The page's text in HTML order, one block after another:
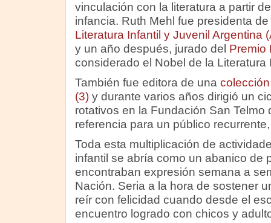
vinculación con la literatura a partir
infancia. Ruth Mehl fue presidenta
Literatura Infantil y Juvenil Argentina
y un año después, jurado del Premio
considerado el Nobel de la Literatura
También fue editora de una
(3) y durante varios años dirigió un
rotativos en la Fundación San Telmo
referencia para un público
Toda esta multiplicación de
infantil se abría como un abanico de
encontraban expresión semana a
Nación. Seria a la hora de sostener
reír con felicidad cuando desde el
encuentro logrado con chicos y